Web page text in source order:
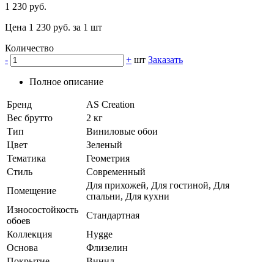
1 230 руб.
Цена 1 230 руб. за 1 шт
Количество
-
+ шт Заказать
Полное описание
Бренд
AS Creation
Вес брутто
2 кг
Тип
Виниловые обои
Цвет
Зеленый
Тематика
Геометрия
Стиль
Современный
Помещение
Для прихожей, Для гостиной, Для
спальни, Для кухни
Износостойкость
обоев
Стандартная
Коллекция
Hygge
Основа
Флизелин